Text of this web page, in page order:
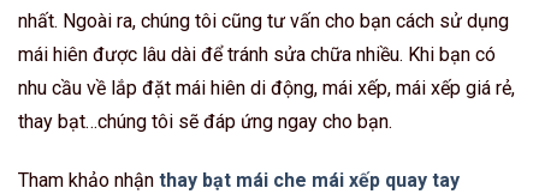
nhất. Ngoài ra, chúng tôi cũng tư vấn cho bạn cách sử dụng
mái hiên được lâu dài để tránh sửa chữa nhiều. Khi bạn có
nhu cầu về lắp đặt mái hiên di động, mái xếp, mái xếp giá rẻ,
thay bạt…chúng tôi sẽ đáp ứng ngay cho bạn.
Tham khảo nhận thay bạt mái che mái xếp quay tay